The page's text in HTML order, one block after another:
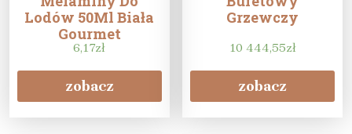
Lodów 50Ml Biała
Gourmet
6,17zł
zobacz
Grzewczy
10 444,55zł
zobacz